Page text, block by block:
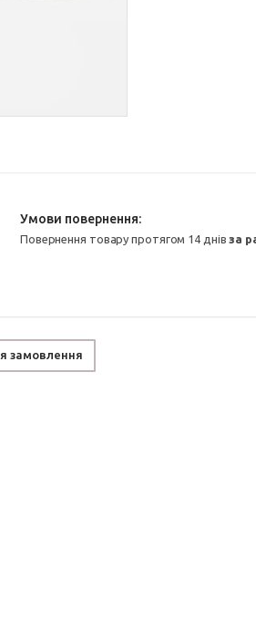
повернення товару протягом 14 днівза
замовлення